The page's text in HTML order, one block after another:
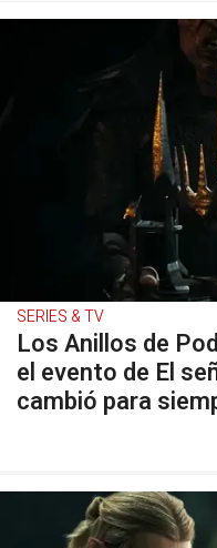
SERIES & TV
Los Anillos de
el evento de El
cambió para